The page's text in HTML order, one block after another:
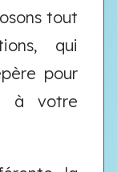
tout
qui
pour
à votre